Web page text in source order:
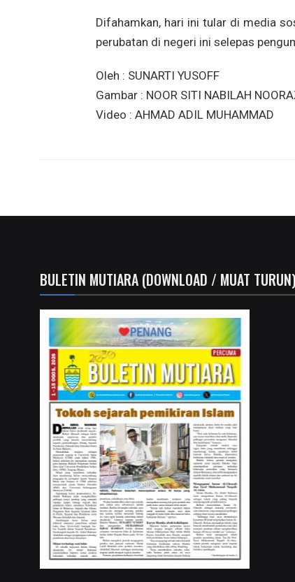
Difahamkan, hari ini tular di media
perubatan di negeri ini selepas
Oleh : SUNARTI YUSOFF
Gambar : NOOR SITI NABILAH
Video : AHMAD ADIL MUHAMMAD
BULETIN MUTIARA (DOWNLOAD / MUAT TURUN)